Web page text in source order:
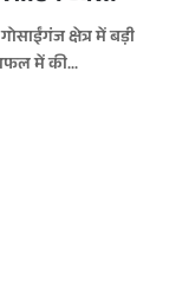
क्षेत्र में बड़ी
में की…